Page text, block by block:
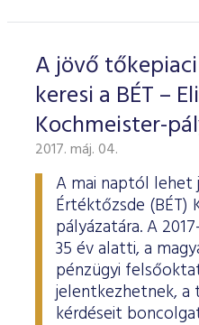
A jövő
keresi a BÉT –
Kochmeister-
2017. máj. 04.
A mai naptól lehet
Értéktőzsde (BÉT)
pályázatára. A
35 év alatti, a
pénzügyi
jelentkezhetnek, a
kérdéseit